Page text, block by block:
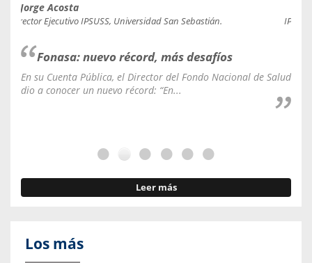
Jorge Acosta
Director Ejecutivo IPSUSS, Universidad San Sebastián.
Fonasa: nuevo récord, más desafíos
En su Cuenta Pública, el Director del Fondo Nacional de Salud
dio a conocer un nuevo récord: “En...
Leer más
Los más